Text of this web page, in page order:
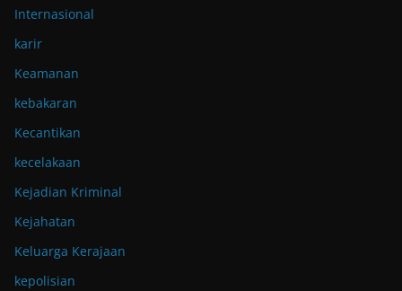
Internasional
karir
Keamanan
kebakaran
Kecantikan
kecelakaan
Kejadian Kriminal
Kejahatan
Keluarga Kerajaan
kepolisian